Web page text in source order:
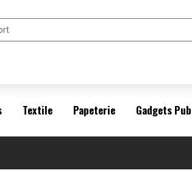
Textile Papeterie Gadgets Pub